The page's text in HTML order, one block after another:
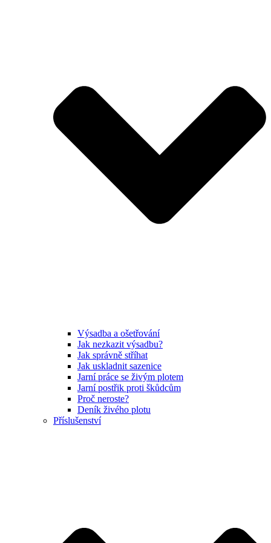
Výsadba a ošetřování
Jak nezkazit výsadbu?
Jak správně stříhat
Jak uskladnit sazenice
Jarní práce se živým plotem
Jarní postřik proti škůdcům
Proč neroste?
Deník živého plotu
Příslušenství